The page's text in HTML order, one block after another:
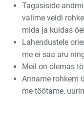
Tagasiside
valime veidi
mida ja kuidas
Lahendustele
me ei saa aru
Meil on olemas
Anname rohkem
me töötame,